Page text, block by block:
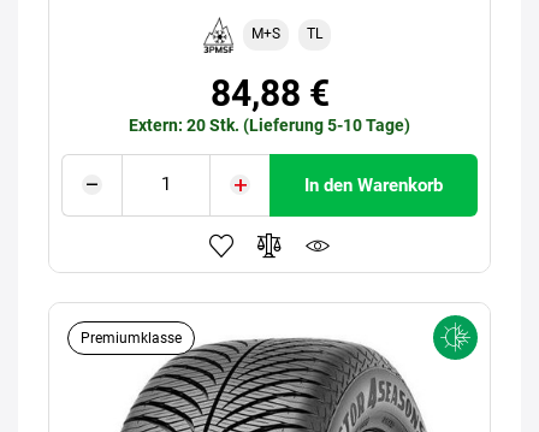
M+S TL
84,88 €
Extern: 20 Stk. (Lieferung 5-10 Tage)
In den Warenkorb
Premiumklasse